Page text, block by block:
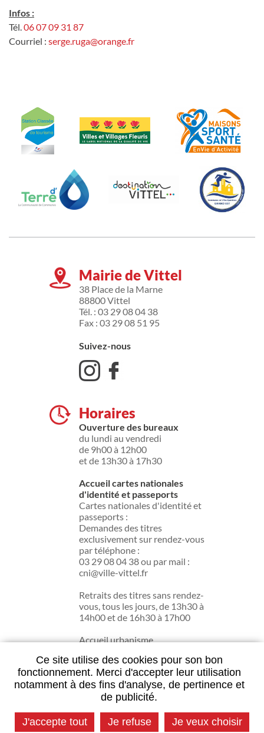
Ce site utilise des cookies pour son bon
fonctionnement. Merci d'accepter leur utilisation
notamment à des fins d'analyse, de pertinence et
de publicité.
J'accepte tout Je refuse Je veux choisir
Infos :
Tél. 06 07 09 31 87
Courriel : serge.ruga@orange.fr
Mairie de Vittel
38 Place de la Marne
88800 Vittel
Tél. : 03 29 08 04 38
Fax : 03 29 08 51 95
Suivez-nous
Horaires
Ouverture des bureaux
du lundi au vendredi
de 9h00 à 12h00
et de 13h30 à 17h30
Accueil cartes nationales
d'identité et passeports
Cartes nationales d'identité et
passeports :
Demandes des titres
exclusivement sur rendez-vous
par téléphone :
03 29 08 04 38 ou par mail :
cni@ville-vittel.fr
Retraits des titres sans rendez-
vous, tous les jours, de 13h30 à
14h00 et de 16h30 à 17h00
Accueil urbanisme
17h30.
Contactez la mairie